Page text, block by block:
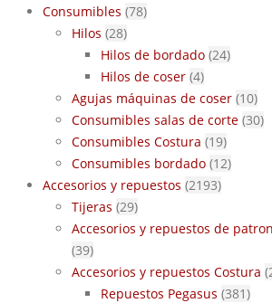
Consumibles (78)
Hilos (28)
Hilos de bordado (24)
Hilos de coser (4)
Agujas máquinas de coser (10)
Consumibles salas de corte (30)
Consumibles Costura (19)
Consumibles bordado (12)
Accesorios y repuestos (2193)
Tijeras (29)
Accesorios y repuestos de
(39)
Accesorios y repuestos Costura
Repuestos Pegasus (381)